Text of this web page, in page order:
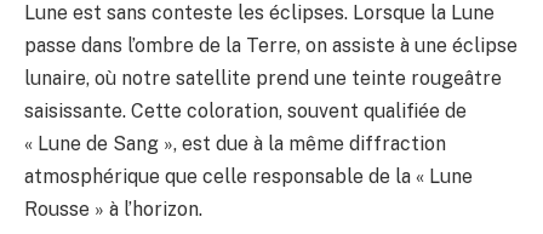
Lune est sans conteste les éclipses. Lorsque la Lune
passe dans l’ombre de la Terre, on assiste à une éclipse
lunaire, où notre satellite prend une teinte rougeâtre
saisissante. Cette coloration, souvent qualifiée de
« Lune de Sang », est due à la même diffraction
atmosphérique que celle responsable de la « Lune
Rousse » à l’horizon.